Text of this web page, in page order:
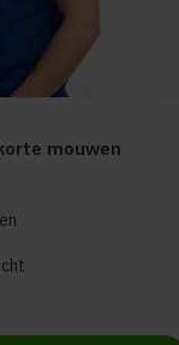
mouwen
product is